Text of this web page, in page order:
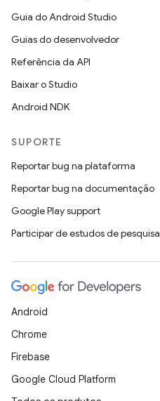
Guia do Android Studio
Guias do desenvolvedor
Referência da API
Baixar o Studio
Android NDK
SUPORTE
Reportar bug na plataforma
Reportar bug na documentação
Google Play support
Participar de estudos de pesquisa
Android
Chrome
Firebase
Google Cloud Platform